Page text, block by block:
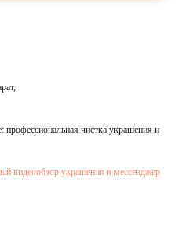
чистка украшения и
видеообзор украшения в мессенджер